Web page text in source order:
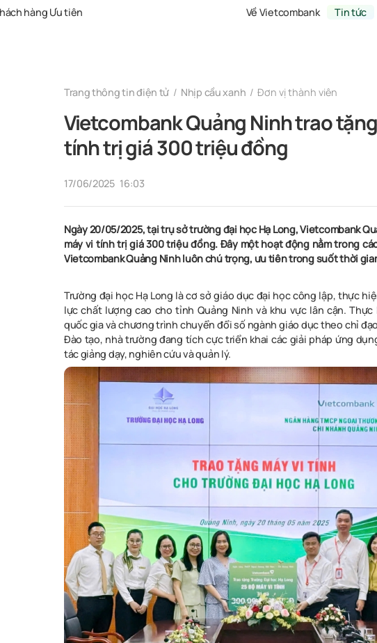
hàng Ưu tiên Về Vietcombank Tin tức
Trang thông tin điện tử Nhịp cầu xanh Đơn vị thành viên
Vietcombank Quảng Ninh trao
tính trị giá 300 triệu đồng
17/06/2025 16:03
Ngày 20/05/2025, tại trụ sở trường đại học Hạ Long, Vietcombank
máy vi tính trị giá 300 triệu đồng.Đây một hoạt động nằm trong
Vietcombank Quảng Ninh luôn chú trọng, ưu tiên trong suốt thời
Trường đại học Hạ Long là cơ sở giáo dục đại học công lập, thực
lực chất lượng cao cho tỉnh Quảng Ninh và khu vực lân cận.
quốc gia và chương trình chuyển đổi số ngành giáo dục theo chỉ
Đào tạo, nhà trường đang tích cực triển khai các giải pháp ứng
tác giảng dạy, nghiên cứu và quản lý.